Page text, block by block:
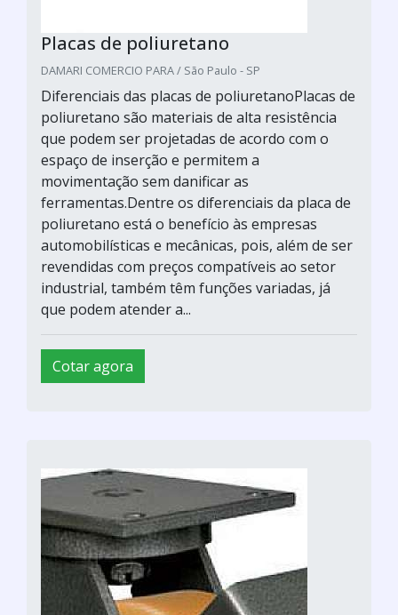
Placas de poliuretano
DAMARI COMERCIO PARA / São Paulo - SP
Diferenciais das placas de poliuretanoPlacas de
poliuretano são materiais de alta resistência
que podem ser projetadas de acordo com o
espaço de inserção e permitem a
movimentação sem danificar as
ferramentas.Dentre os diferenciais da placa de
poliuretano está o benefício às empresas
automobilísticas e mecânicas, pois, além de ser
revendidas com preços compatíveis ao setor
industrial, também têm funções variadas, já
que podem atender a...
Cotar agora